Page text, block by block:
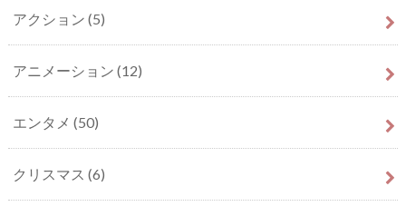
アクション (5)
アニメーション (12)
エンタメ (50)
クリスマス (6)